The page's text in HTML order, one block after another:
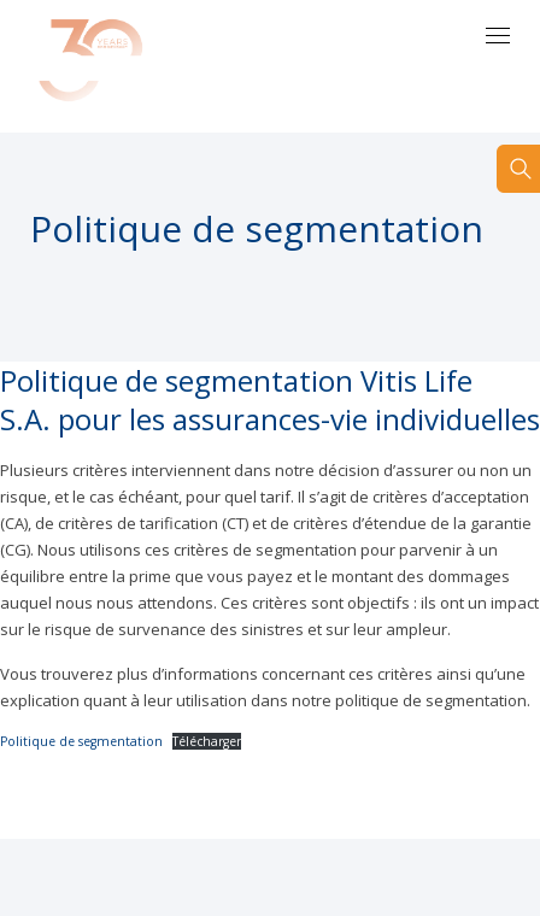
Politique de segmentation
Politique de segmentation Vitis Life
S.A. pour les assurances-vie individuelles
Plusieurs critères interviennent dans notre décision d’assurer ou non un
risque, et le cas échéant, pour quel tarif. Il s’agit de critères d’acceptation
(CA), de critères de tarification (CT) et de critères d’étendue de la garantie
(CG). Nous utilisons ces critères de segmentation pour parvenir à un
équilibre entre la prime que vous payez et le montant des dommages
auquel nous nous attendons. Ces critères sont objectifs : ils ont un impact
sur le risque de survenance des sinistres et sur leur ampleur.
Vous trouverez plus d’informations concernant ces critères ainsi qu’une
explication quant à leur utilisation dans notre politique de segmentation.
Politique de segmentation Télécharger